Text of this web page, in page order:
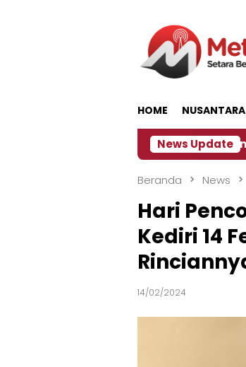
HOME NUSANTARA
News Update
Dampak El Nino, Sejumlah Daerah di
Beranda News
Hari
Kediri 14
14/02/2024